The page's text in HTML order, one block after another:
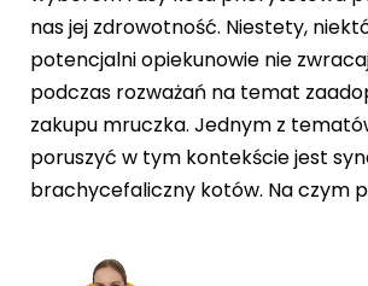
Buldog francuski
Owczarek niemiecki
Wyszukiwarka ras psów
Przyjazne miejsca
Kot rosyjski niebieski
nas jej zdrowotność. Niestety,
potencjalni opiekunowie nie
podczas rozważań na temat
zakupu mruczka. Jednym z
poruszyć w tym kontekście jest
brachycefaliczny kotów. Na czym